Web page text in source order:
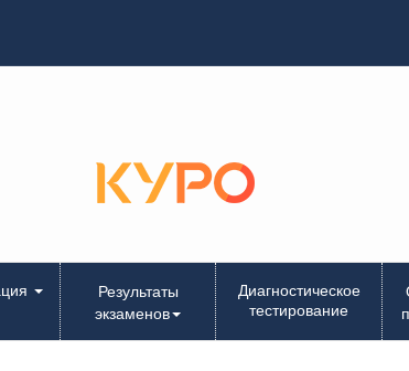
Результаты
экзаменов
Диагностическое
тестирование